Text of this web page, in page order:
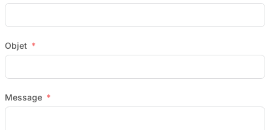
Objet
Message